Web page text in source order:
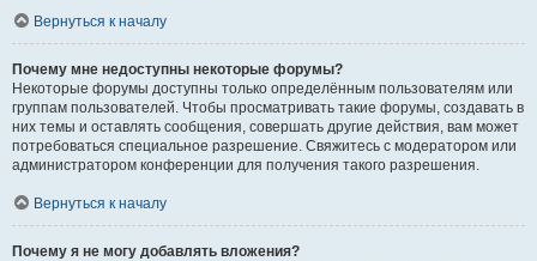
Вернуться к началу
Почему мне недоступны некоторые форумы?
Некоторые форумы доступны только определённым пользователям или
группам пользователей. Чтобы просматривать такие форумы, создавать в
них темы и оставлять сообщения, совершать другие действия, вам может
потребоваться специальное разрешение. Свяжитесь с модератором или
администратором конференции для получения такого разрешения.
Вернуться к началу
Почему я не могу добавлять вложения?